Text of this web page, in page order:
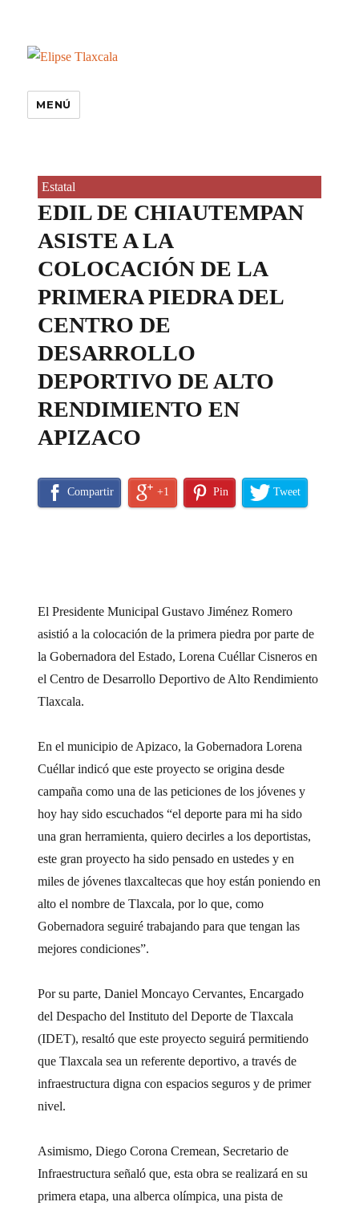
MENÚ
Estatal
EDIL DE CHIAUTEMPAN
ASISTE A LA
COLOCACIÓN DE LA
PRIMERA PIEDRA DEL
CENTRO DE
DESARROLLO
DEPORTIVO DE ALTO
RENDIMIENTO EN
APIZACO
Compartir +1 Pin Tweet
El Presidente Municipal Gustavo Jiménez Romero
asistió a la colocación de la primera piedra por parte de
la Gobernadora del Estado, Lorena Cuéllar Cisneros en
el Centro de Desarrollo Deportivo de Alto Rendimiento
Tlaxcala.
En el municipio de Apizaco, la Gobernadora Lorena
Cuéllar indicó que este proyecto se origina desde
campaña como una de las peticiones de los jóvenes y
hoy hay sido escuchados “el deporte para mi ha sido
una gran herramienta, quiero decirles a los deportistas,
este gran proyecto ha sido pensado en ustedes y en
miles de jóvenes tlaxcaltecas que hoy están poniendo en
alto el nombre de Tlaxcala, por lo que, como
Gobernadora seguiré trabajando para que tengan las
mejores condiciones”.
Por su parte, Daniel Moncayo Cervantes, Encargado
del Despacho del Instituto del Deporte de Tlaxcala
(IDET), resaltó que este proyecto seguirá permitiendo
que Tlaxcala sea un referente deportivo, a través de
infraestructura digna con espacios seguros y de primer
nivel.
Asimismo, Diego Corona Cremean, Secretario de
Infraestructura señaló que, esta obra se realizará en su
primera etapa, una alberca olímpica, una pista de